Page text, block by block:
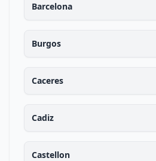
Barcelona
Burgos
Caceres
Cadiz
Castellon